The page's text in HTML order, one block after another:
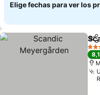
Elige fechas para ver los
4
8,1